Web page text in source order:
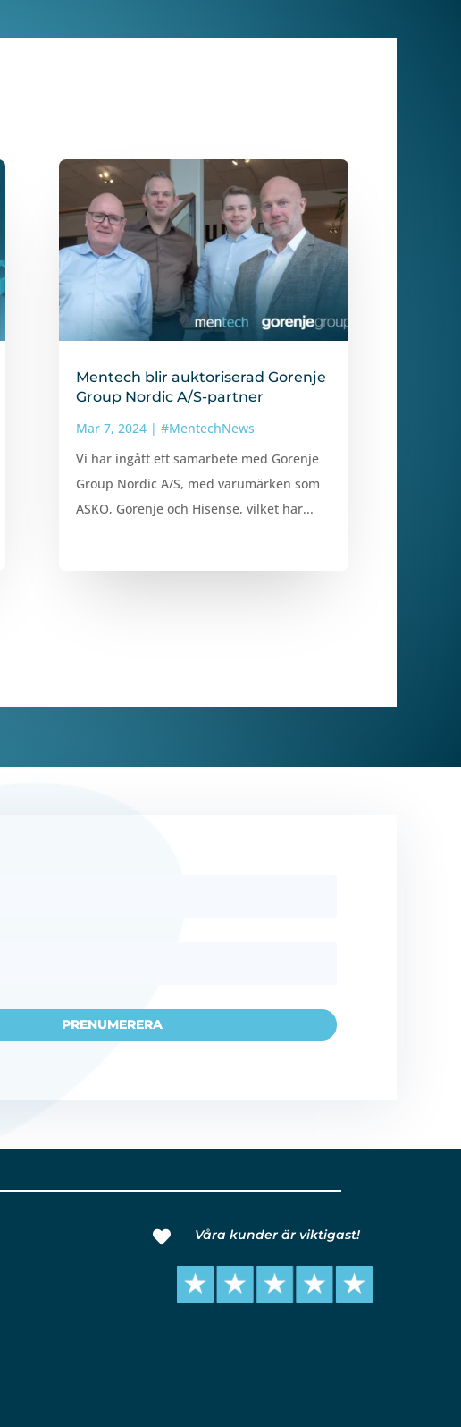
Mentech blir auktoriserad Gorenje
Group Nordic A/S-partner
Mar 7, 2024| #MentechNews
Vi har ingått ett samarbete med Gorenje
Group Nordic A/S, med varumärken som
ASKO, Gorenje och Hisense, vilket har...
PRENUMERERA
 Våra kunder är viktigast!